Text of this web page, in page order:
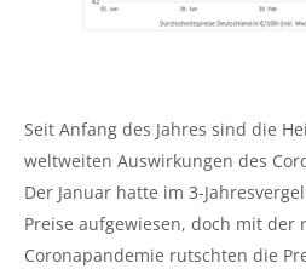
Seit Anfang des Jahres sind die
weltweiten Auswirkungen des
Der Januar hatte im 3-
Preise aufgewiesen, doch mit
Coronapandemie rutschten die